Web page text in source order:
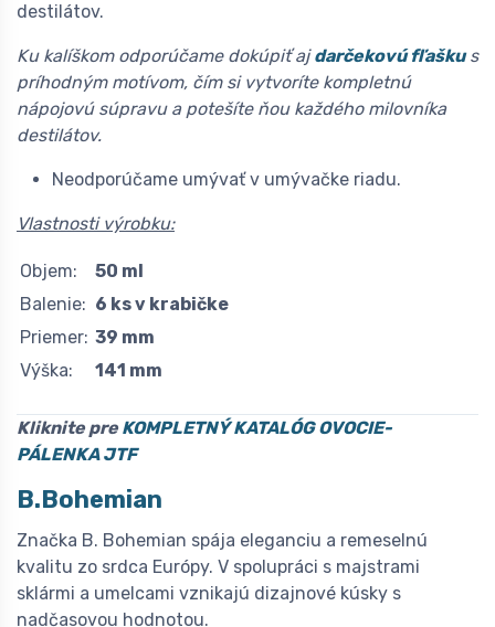
destilátov.
Ku kalíškom odporúčame dokúpiť ajdarčekovú fľaškus
príhodným motívom, čím si vytvoríte kompletnú
nápojovú súpravu a potešíte ňou každého milovníka
destilátov.
Neodporúčame umývať v umývačke riadu.
Vlastnosti výrobku:
Objem:
50 ml
Balenie: 6 ks v krabičke
Priemer: 39 mm
Výška:
141 mm
Kliknite pre KOMPLETNÝ KATALÓG OVOCIE-
PÁLENKAJTF
B.Bohemian
Značka B. Bohemian spája eleganciu a remeselnú
kvalitu zo srdca Európy. V spolupráci s majstrami
sklármi a umelcami vznikajú dizajnové kúsky s
nadčasovou hodnotou.